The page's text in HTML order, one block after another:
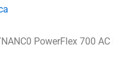
PowerFlex 700